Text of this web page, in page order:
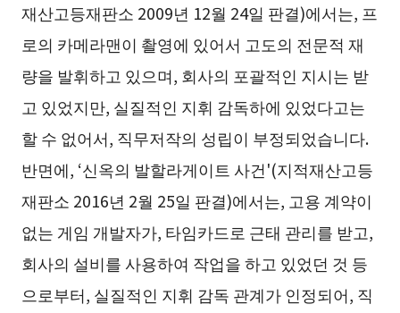
재산고등재판소 2009년 12월 24일 판결)에서는, 프
로의 카메라맨이 촬영에 있어서 고도의 전문적 재
량을 발휘하고 있으며, 회사의 포괄적인 지시는 받
고 있었지만, 실질적인 지휘 감독하에 있었다고는
할 수 없어서, 직무저작의 성립이 부정되었습니다.
반면에, ‘신옥의 발할라게이트 사건'(지적재산고등
재판소 2016년 2월 25일 판결)에서는, 고용 계약이
없는 게임 개발자가, 타임카드로 근태 관리를 받고,
회사의 설비를 사용하여 작업을 하고 있었던 것 등
으로부터, 실질적인 지휘 감독 관계가 인정되어, 직